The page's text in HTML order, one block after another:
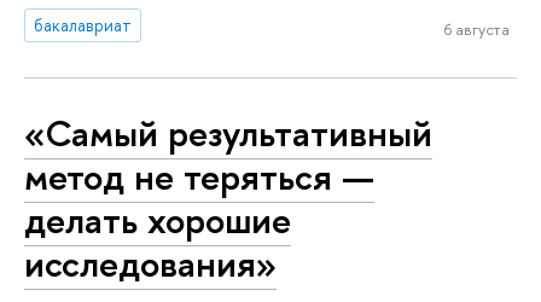
бакалавриат
6 августа
«Самый результативный
метод не теряться —
делать хорошие
исследования»